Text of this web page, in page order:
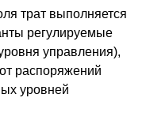
трат выполняется
регулируемые
управления),
распоряжений
уровней